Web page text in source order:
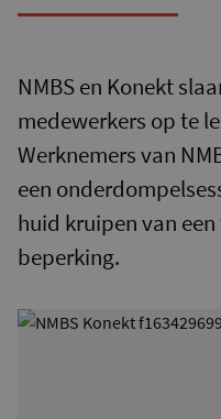
NMBS en Konekt
medewerkers op te
Werknemers van
een
huid kruipen van
beperking.